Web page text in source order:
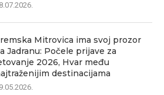
Mitrovica ima svoj prozor
Jadranu: Počele prijave za
2026, Hvar među
destinacijama